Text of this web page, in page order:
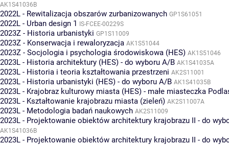
AK1S41036B
2022L - Rewitalizacja obszarów zurbanizowanych GP1S61051
2022L - Urban design 1 IS-FCEE-00229S
2023Z - Historia urbanistyki GP1S11009
2023Z - Konserwacja i rewaloryzacja AK1S51044
2023Z - Socjologia i psychologia środowiskowa (HES) AK1S51046
2023L - Historia architektury (HES) - do wyboru A/B AK1S41035A
2023L - Historia i teoria kształtowania przestrzeni AK2S11001
2023L - Historia urbanistyki (HES) - do wyboru A/B AK1S41035B
2023L - Krajobraz kulturowy miasta (HES) - małe miasteczka
2023L - Kształtowanie krajobrazu miasta (zieleń) AK2S11007A
2023L - Metodologia badań naukowych AK2S11009
2023L - Projektowanie obiektów architektury krajobrazu II - do
AK1S41036B
2023L - Projektowanie obiektów architektury krajobrazu II - do